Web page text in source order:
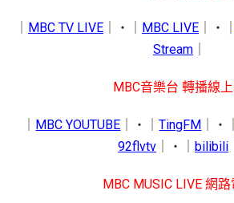
MBC TV LIVE｜‧｜ MBC LIVE｜‧｜
Stream｜
MBC音樂台 轉播線
MBC YOUTUBE ｜‧｜TingFM ｜‧｜
92flvtv｜‧｜ bilibili｜
MBC MUSIC LIVE 網